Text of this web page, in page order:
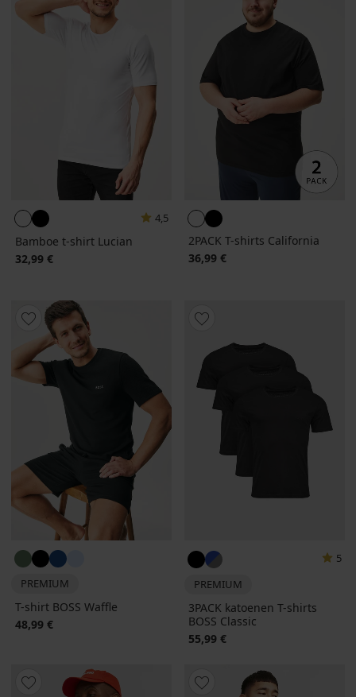
4,5
Bamboe t-shirt Lucian
32,99 €
2PACK T-shirts California
36,99 €
PREMIUM
T-shirt BOSS Waffle
48,99 €
5
PREMIUM
3PACK katoenen T-shirts
BOSS Classic
55,99 €